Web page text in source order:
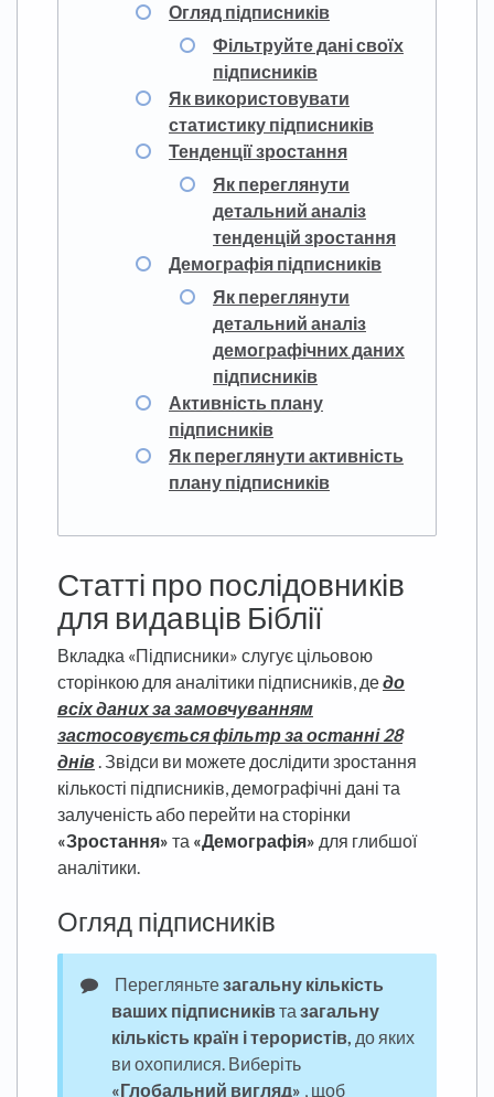
Огляд підписників
Фільтруйте дані своїх
підписників
Як використовувати
статистику підписників
Тенденції зростання
Як переглянути
детальний аналіз
тенденцій зростання
Демографія підписників
Як переглянути
детальний аналіз
демографічних даних
підписників
Активність плану
підписників
Як переглянути активність
плану підписників
Статті про послідовників
для видавців Біблії
Вкладка «Підписники» слугує цільовою
сторінкою для аналітики підписників, дедо
всіх даних за замовчуванням
застосовується фільтр за останні 28
днів. Звідси ви можете дослідити зростання
кількості підписників, демографічні дані та
залученість або перейти на сторінки
«Зростання» та «Демографія» для глибшої
аналітики.
Огляд підписників
Перегляньтезагальну кількість
ваших підписниківта загальну
кількість країн і терористів, до яких
ви охопилися. Виберіть
«Глобальний вигляд» , щоб